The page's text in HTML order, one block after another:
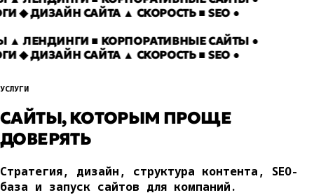
◆ ДИЗАЙН САЙТА▲ СКОРОСТЬ■ SEO●
▲ ЛЕНДИНГИ■ КОРПОРАТИВНЫЕ САЙТЫ●
◆ ДИЗАЙН САЙТА▲ СКОРОСТЬ■ SEO●
УСЛУГИ
САЙТЫ, КОТОРЫМ ПРОЩЕ
ДОВЕРЯТЬ
Стратегия, дизайн, структура контента, SEO-
база и запуск сайтов для компаний.